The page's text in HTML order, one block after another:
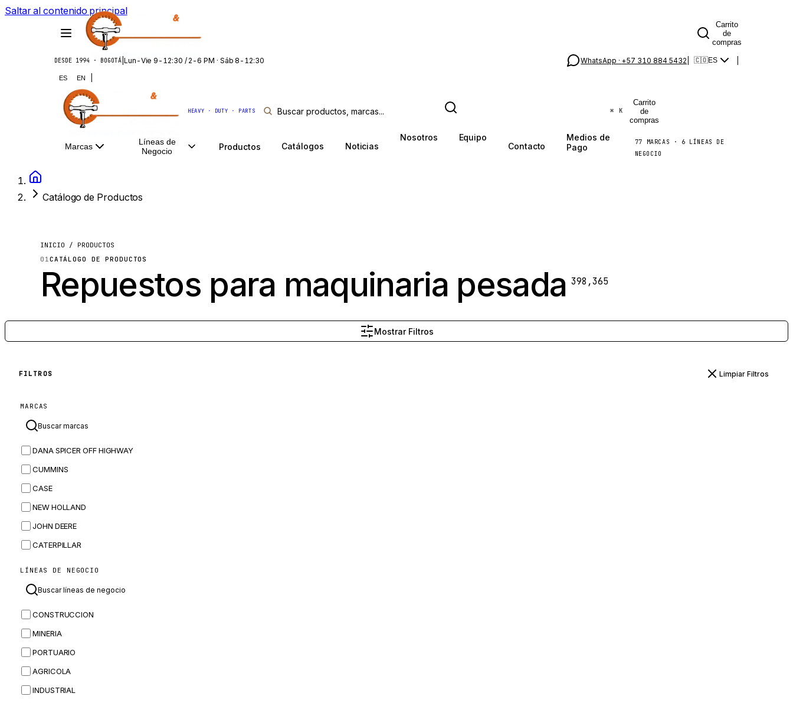
Saltar al contenido principal
Carrito
de
compras
DESDE 1994 · BOGOTÁ Lun-Vie 9-12:30 / 2-6 PM · Sáb 8-12:30 WhatsApp · +57 310 884 5432 🇨🇴ES
ES EN
HEAVY · DUTY · PARTS ⌘ K
Carrito
de
compras
Marcas
Líneas de
Negocio
Productos Catálogos Noticias
Nosotros
Equipo
Contacto
Medios de
Pago
77 MARCAS · 6
LÍNEAS DE
NEGOCIO
Catálogo de Productos
INICIO / PRODUCTOS
01CATÁLOGO DE PRODUCTOS
Repuestos para maquinaria pesada 398,365
Mostrar Filtros
FILTROS Limpiar Filtros
MARCAS
DANA SPICER OFF HIGHWAY
CUMMINS
CASE
NEW HOLLAND
JOHN DEERE
CATERPILLAR
MASSEY FERGUSON
BOBCAT
JCB
KOMATSU
CORTECO
KUBOTA
LÍNEAS DE NEGOCIO
CONSTRUCCION
MINERIA
PORTUARIO
AGRICOLA
INDUSTRIAL